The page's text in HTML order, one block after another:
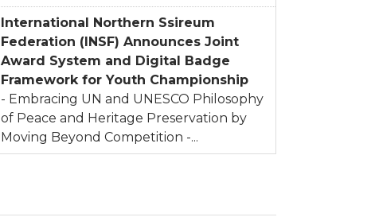
International Northern Ssireum
Federation (INSF) Announces Joint
Award System and Digital Badge
Framework for Youth Championship
- Embracing UN and UNESCO Philosophy
of Peace and Heritage Preservation by
Moving Beyond Competition -...